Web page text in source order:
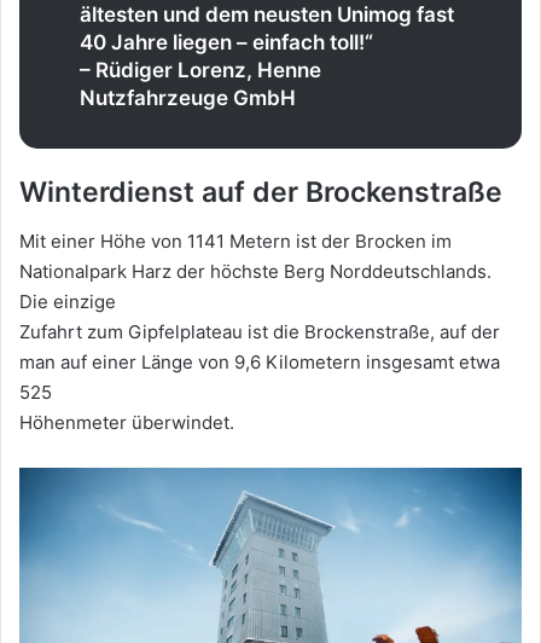
ältesten und dem neusten Unimog fast
40 Jahre liegen – einfach toll!“
– Rüdiger Lorenz, Henne
Nutzfahrzeuge GmbH
Winterdienst auf der Brockenstraße
Mit einer Höhe von 1141 Metern ist der Brocken im
Nationalpark Harz der höchste Berg Norddeutschlands.
Die einzige
Zufahrt zum Gipfelplateau ist die Brockenstraße, auf der
man auf einer Länge von 9,6 Kilometern insgesamt etwa
525
Höhenmeter überwindet.